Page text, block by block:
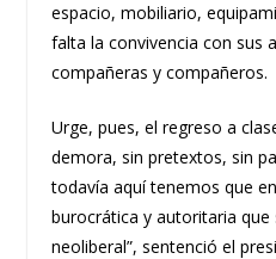
espacio, mobiliario,
falta la convivencia con sus
compañeras y compañeros.
Urge, pues, el regreso a
demora, sin pretextos, sin
todavía aquí tenemos que
burocrática y autoritaria
neoliberal”, sentenció el